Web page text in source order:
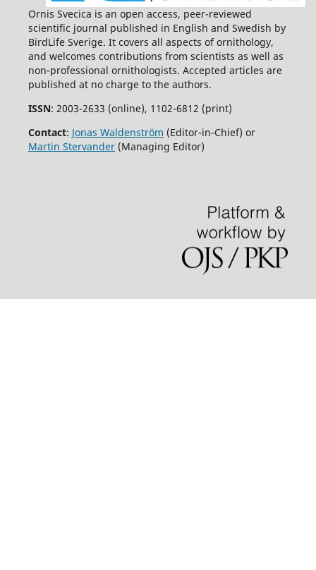
Ornis Svecica is an open access, peer-reviewed
scientific journal published in English and Swedish by
BirdLife Sverige. It covers all aspects of ornithology,
and welcomes contributions from scientists as well as
non-professional ornithologists. Accepted articles are
published at no charge to the authors.
ISSN: 2003-2633 (online), 1102-6812 (print)
Contact: Jonas Waldenström (Editor-in-Chief) or
Martin Stervander(Managing Editor)